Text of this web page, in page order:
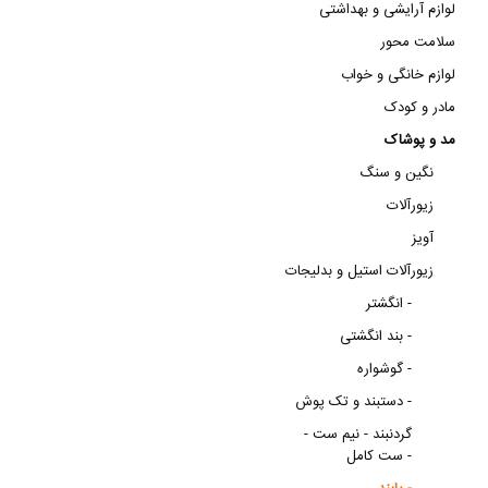
لوازم آرایشی و بهداشتی
سلامت محور
لوازم خانگی و خواب
مادر و کودک
مد و پوشاک
نگین و سنگ
زیورآلات
آویز
زیورآلات استیل و بدلیجات
انگشتر -
بند انگشتی -
گوشواره -
دستبند و تک پوش -
گردنبند - نیم ست -
ست کامل -